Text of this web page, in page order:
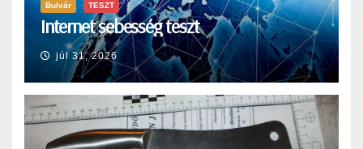
Bulvár TESZT
Internet sebesség teszt
júl 31, 2026